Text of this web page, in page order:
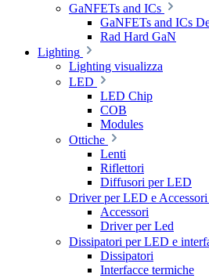
GaNFETs and ICs
GaNFETs and ICs
Rad Hard GaN
Lighting
Lighting visualizza
LED
LED Chip
COB
Modules
Ottiche
Lenti
Riflettori
Diffusori per LED
Driver per LED e Accessori
Accessori
Driver per Led
Dissipatori per LED e
Dissipatori
Interfacce termiche